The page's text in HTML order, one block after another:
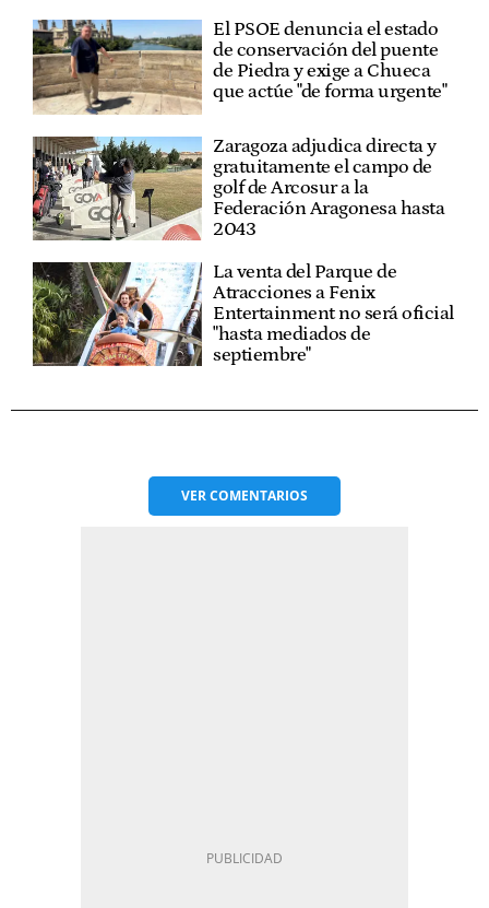
El PSOE denuncia el estado
de conservación del puente
de Piedra y exige a Chueca
que actúe "de forma urgente"
Zaragoza adjudica directa y
gratuitamente el campo de
golf de Arcosur a la
Federación Aragonesa hasta
2043
La venta del Parque de
Atracciones a Fenix
Entertainment no será oficial
"hasta mediados de
septiembre"
VERCOMENTARIOS